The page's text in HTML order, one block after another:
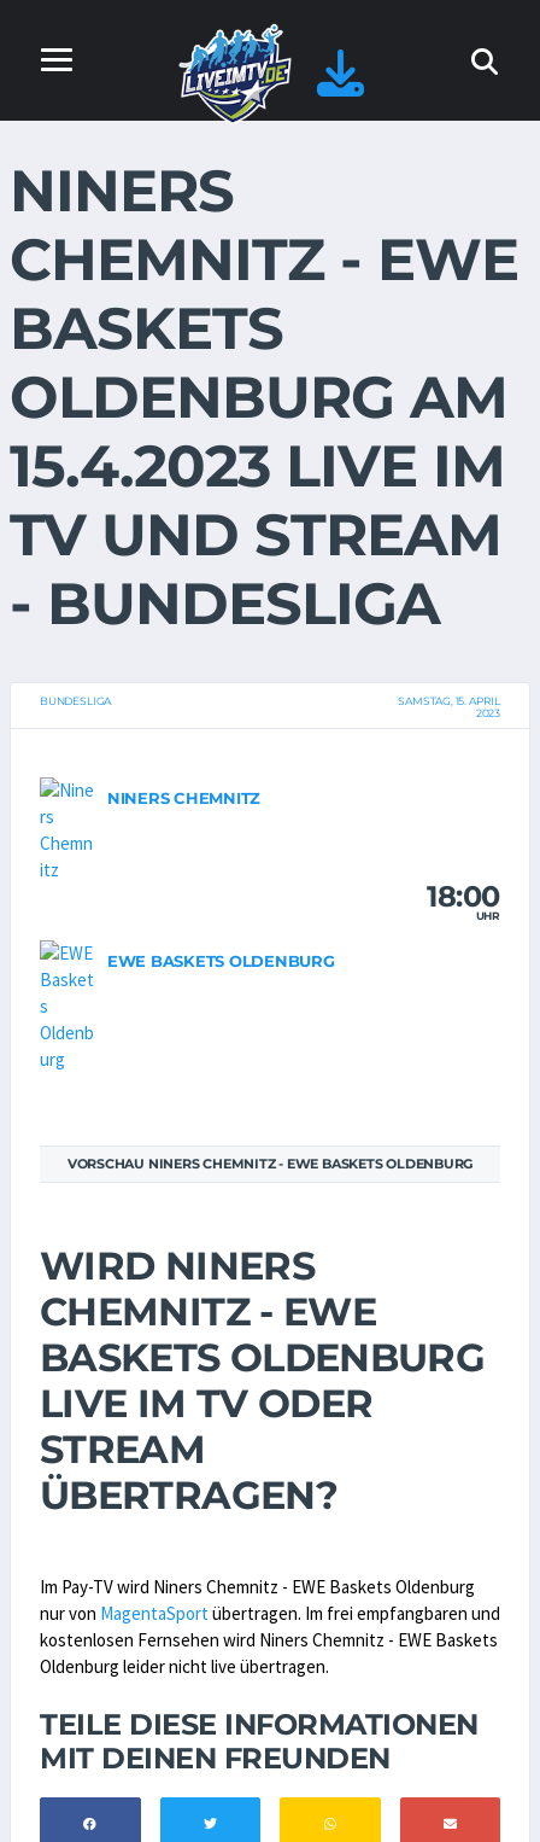
NINERS
CHEMNITZ - EWE
BASKETS
OLDENBURG AM
15.4.2023 LIVE IM
TV UND STREAM
- BUNDESLIGA
BUNDESLIGA
SAMSTAG, 15. APRIL
2023
NINERS CHEMNITZ
18:00
UHR
EWE BASKETS OLDENBURG
VORSCHAU NINERS CHEMNITZ - EWE BASKETS OLDENBURG
WIRD NINERS
CHEMNITZ - EWE
BASKETS OLDENBURG
LIVE IM TV ODER
STREAM
ÜBERTRAGEN?
Im Pay-TV wird Niners Chemnitz - EWE Baskets Oldenburg
nur von MagentaSportübertragen. Im frei empfangbaren und
kostenlosen Fernsehen wird Niners Chemnitz - EWE Baskets
Oldenburg leider nicht live übertragen.
TEILE DIESE INFORMATIONEN
MIT DEINEN FREUNDEN